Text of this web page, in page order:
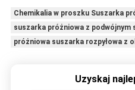
Chemikalia w proszku Suszarka
suszarka próżniowa z
próżniowa suszarka rozpyłowa z
Uzyskaj